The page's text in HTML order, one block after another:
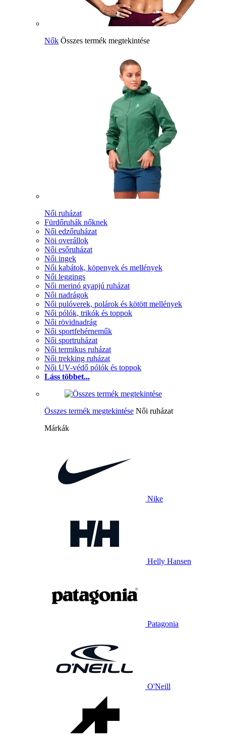
Nők Összes termék megtekintése
Női ruházat
Fürdőruhák nőknek
Női edzőruházat
Nöi overállok
Női esőruházat
Női ingek
Női kabátok, köpenyek és mellények
Női leggings
Női merinó gyapjú ruházat
Női nadrágok
Női pulóverek, polárok és kötött mellények
Női pólók, trikók és toppok
Női rövidnadrág
Női sportfehérneműk
Női sportruházat
Női termikus ruházat
Női trekking ruházat
Női UV-védő pólók és toppok
Láss többet...
Összes termék megtekintése Női ruházat
Márkák
Nike
Helly Hansen
Patagonia
O'Neill